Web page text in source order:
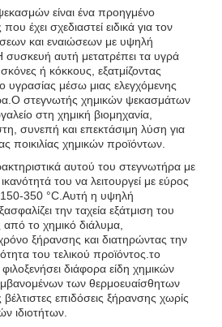
είναι ένα προηγμένο
έχει σχεδιαστεί ειδικά για τον
και εναιώσεων με υψηλή
συσκευή αυτή μετατρέπει τα υγρά
ή κόκκους, εξατμίζοντας
υγρασίας μέσω μιας ελεγχόμενης
στεγνωτής χημικών ψεκασμάτων
στη χημική βιομηχανία,
συνεπή και επεκτάσιμη λύση για
ποικιλίας χημικών προϊόντων.
αυτού του στεγνωτήρα με
του να λειτουργεί με εύρος
350 °C.Αυτή η υψηλή
την ταχεία εξάτμιση του
το χημικό διάλυμα,
ξήρανσης και διατηρώντας την
του τελικού προϊόντος.το
διάφορα είδη χημικών
των θερμοευαίσθητων
επιδόσεις ξήρανσης χωρίς
ιδιοτήτων.